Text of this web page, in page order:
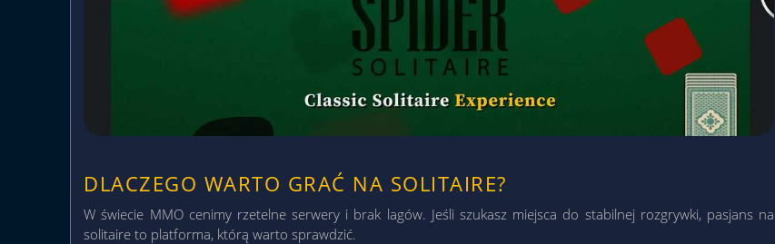
DLACZEGO WARTO GRAĆ NA SOLITAIRE?
W świecie MMO cenimy rzetelne serwery i brak lagów. Jeśli szukasz miejsca do stabilnej rozgrywki, pasjans na
solitaire to platforma, którą warto sprawdzić.